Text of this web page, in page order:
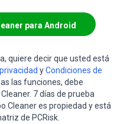
para Android
quiere decir que usted está
yCondiciones de
las funciones, debe
7 días de prueba
Cleaner es propiedad y está
de PCRisk.